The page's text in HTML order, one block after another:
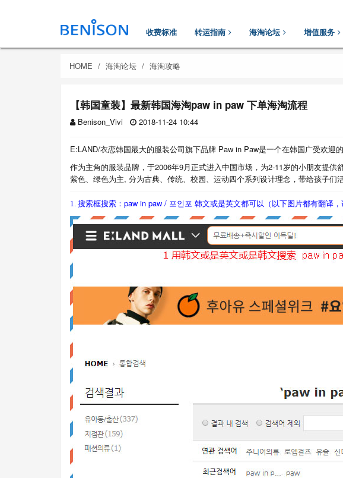
收费标准 转运指南 海淘论坛 增值服务
HOME 海淘论坛 海淘攻略
【韩国童装】最新韩国海淘paw in paw 下单海淘流程
Benison_Vivi 2018-11-24 10:44
E:LAND/衣恋韩国最大的服装公司旗下品牌 Paw in Paw是一个在韩国广受欢迎
作为主角的服装品牌，于2006年9月正式进入中国市场，为2-11岁的小朋友提
紫色、绿色为主, 分为古典、传统、校园、运动四个系列设计理念，带给孩子们
1. 搜索框搜索： paw in paw / 포인포 韩文或是英文都可以（以下图片都有翻译，